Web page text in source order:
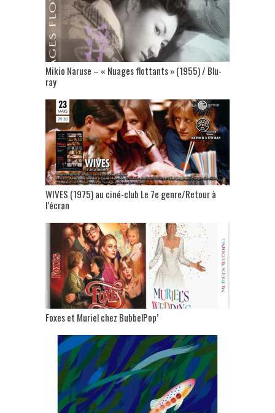
Mikio Naruse – « Nuages flottants » (1955) / Blu-
ray
WIVES (1975) au ciné-club Le 7e genre/Retour à
l’écran
Foxes et Muriel chez BubbelPop’